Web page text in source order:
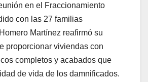
en el Fraccionamiento
con las 27 familias
Martínez reafirmó su
proporcionar viviendas con
completos y acabados que
de vida de los damnificados.